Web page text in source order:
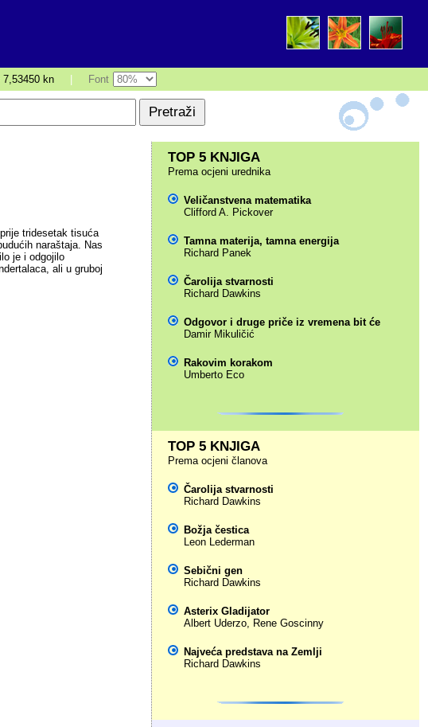
7,53450 kn Font
tridesetak tisuća
naraštaja. Nas
je i odgojilo
ali u gruboj
TOP 5 KNJIGA
Prema ocjeni urednika
Veličanstvena matematika
Clifford A. Pickover
Tamna materija, tamna energija
Richard Panek
Čarolija stvarnosti
Richard Dawkins
Odgovor i druge priče iz vremena bit će
Damir Mikuličić
Rakovim korakom
Umberto Eco
TOP 5 KNJIGA
Prema ocjeni članova
Čarolija stvarnosti
Richard Dawkins
Božja čestica
Leon Lederman
Sebični gen
Richard Dawkins
Asterix Gladijator
Albert Uderzo, Rene Goscinny
Najveća predstava na Zemlji
Richard Dawkins